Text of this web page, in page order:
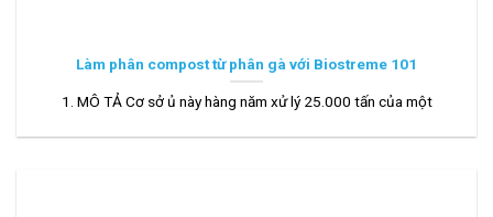
Làm phân compost từ phân gà với Biostreme 101
1. MÔ TẢ Cơ sở ủ này hàng năm xử lý 25.000 tấn của một